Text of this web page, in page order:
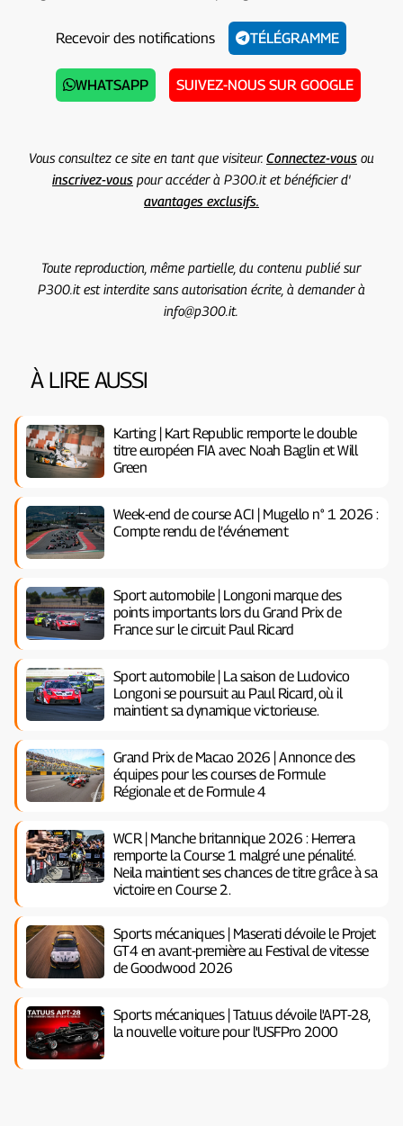
Recevoir des notifications TÉLÉGRAMME
WHATSAPP SUIVEZ-NOUS SUR GOOGLE
Vous consultez ce site en tant que visiteur. Connectez-vousou
inscrivez-vouspour accéder à P300.it et bénéficier d'
avantages exclusifs.
Toute reproduction, même partielle, du contenu publié sur
P300.it est interdite sans autorisation écrite, à demander à
info@p300.it.
À LIRE AUSSI
Karting | Kart Republic remporte le double
titre européen FIA avec Noah Baglin et Will
Green
Week-end de course ACI | Mugello n° 1 2026 :
Compte rendu de l’événement
Sport automobile | Longoni marque des
points importants lors du Grand Prix de
France sur le circuit Paul Ricard
Sport automobile | La saison de Ludovico
Longoni se poursuit au Paul Ricard, où il
maintient sa dynamique victorieuse.
Grand Prix de Macao 2026 | Annonce des
équipes pour les courses de Formule
Régionale et de Formule 4
WCR | Manche britannique 2026 : Herrera
remporte la Course 1 malgré une pénalité.
Neila maintient ses chances de titre grâce à sa
victoire en Course 2.
Sports mécaniques | Maserati dévoile le Projet
GT4 en avant-première au Festival de vitesse
de Goodwood 2026
Sports mécaniques | Tatuus dévoile l'APT-28,
la nouvelle voiture pour l'USFPro 2000